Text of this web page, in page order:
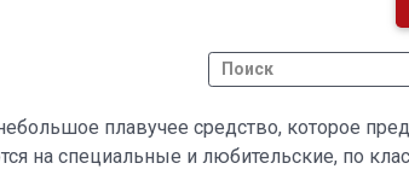
плавучее средство, которое
на специальные и любительские, по